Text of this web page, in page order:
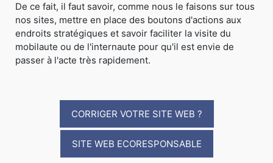
De ce fait, il faut savoir, comme nous le faisons sur tous
nos sites, mettre en place des boutons d'actions aux
endroits stratégiques et savoir faciliter la visite du
mobilaute ou de l'internaute pour qu'il est envie de
passer à l'acte très rapidement.
CORRIGER VOTRE SITE WEB ?
SITE WEB ECORESPONSABLE